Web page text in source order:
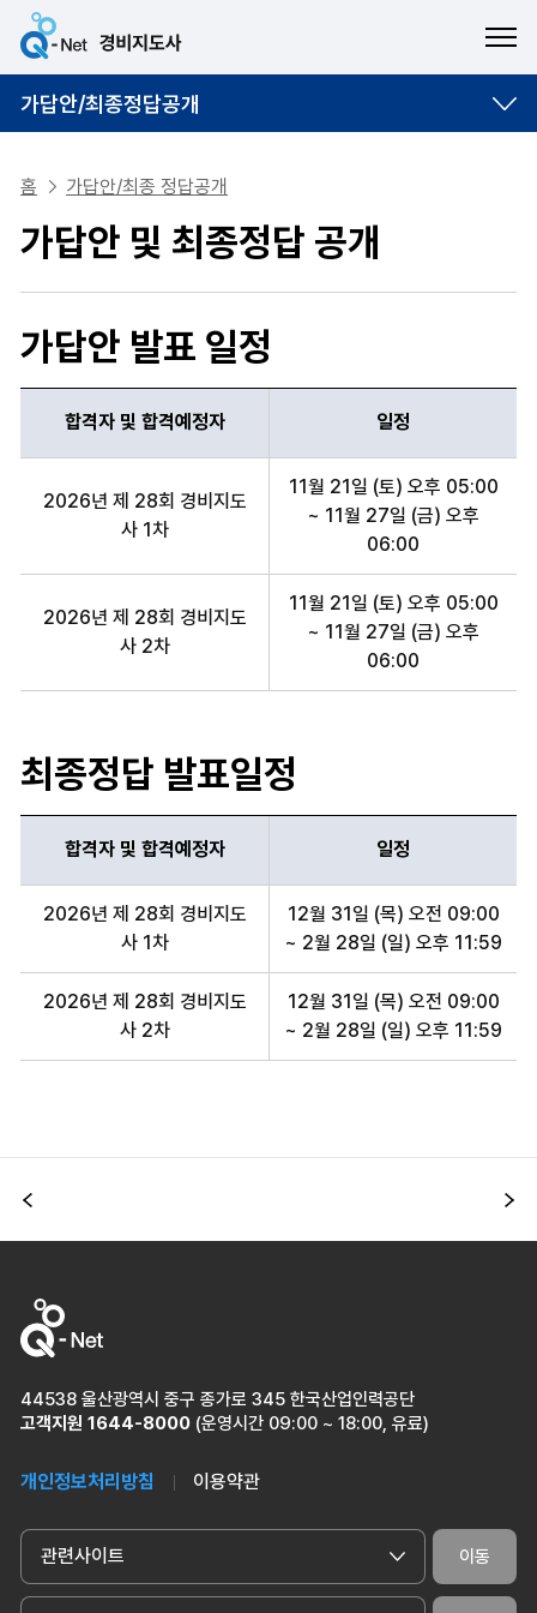
가답안/최종정답공개
홈 가답안/최종 정답공개
가답안 및 최종정답 공개
가답안 발표 일정
합격자 및 합격예정자, 일정 항목 순으로 합격자 가답안 발표 일정 안
합격자 및 합격예정자 일정
2026년 제 28회 경비지도
사 1차
11월 21일 (토) 오후 05:00
~ 11월 27일 (금) 오후
06:00
2026년 제 28회 경비지도
사 2차
11월 21일 (토) 오후 05:00
~ 11월 27일 (금) 오후
06:00
최종정답 발표일정
합격자 및 합격예정자, 일정 항목 순으로 합격자 최종정답 발표일정
합격자 및 합격예정자 일정
2026년 제 28회 경비지도
사 1차
12월 31일 (목) 오전 09:00
~ 2월 28일 (일) 오후 11:59
2026년 제 28회 경비지도
사 2차
12월 31일 (목) 오전 09:00
~ 2월 28일 (일) 오후 11:59
이전
44538 울산광역시 중구 종가로 345 한국산업인력공단
고객지원 1644-8000 (운영시간 09:00 ~ 18:00, 유료)
개인정보처리방침 이용약관
관련사이트 이동